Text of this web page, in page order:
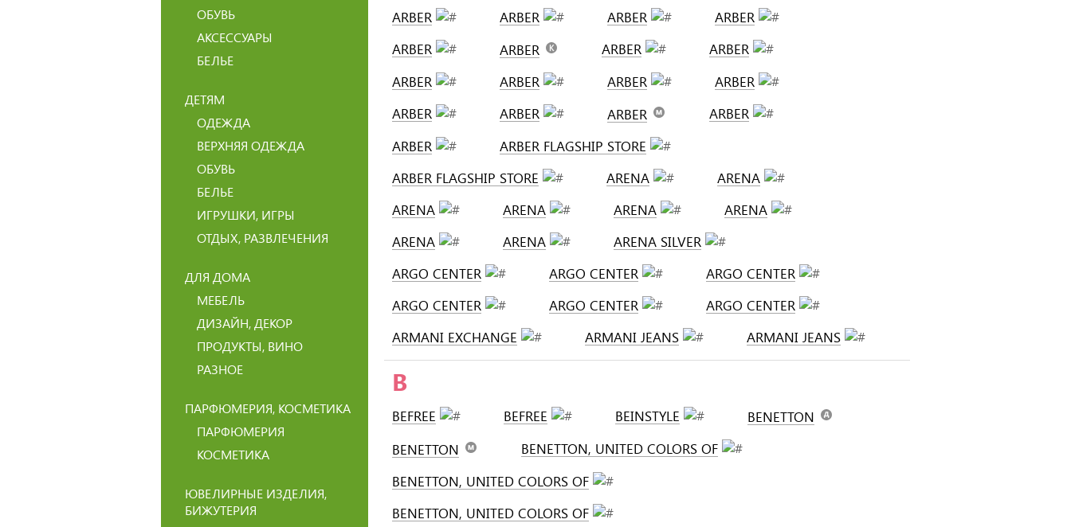
ОБУВЬ
АКСЕССУАРЫ
БЕЛЬЕ
ДЕТЯМ
ОДЕЖДА
ВЕРХНЯЯ ОДЕЖДА
ОБУВЬ
БЕЛЬЕ
ИГРУШКИ, ИГРЫ
ОТДЫХ, РАЗВЛЕЧЕНИЯ
ДЛЯ ДОМА
МЕБЕЛЬ
ДИЗАЙН, ДЕКОР
ПРОДУКТЫ, ВИНО
РАЗНОЕ
ПАРФЮМЕРИЯ, КОСМЕТИКА
ПАРФЮМЕРИЯ
КОСМЕТИКА
ЮВЕЛИРНЫЕ ИЗДЕЛИЯ,
БИЖУТЕРИЯ
ARBER
ARBER ARBER
ARBER
ARBER
ARBER ARBER
ARBER
ARBER
ARBER ARBER
ARBER
ARBER
ARBER ARBER
ARBER
ARBER
ARBER FLAGSHIP STORE
ARBER FLAGSHIP STORE
ARENA
ARENA
ARENA
ARENA ARENA
ARENA
ARENA
ARENA
ARENA SILVER
ARGO CENTER
ARGO CENTER
ARGO CENTER
ARGO CENTER
ARGO CENTER
ARGO CENTER
ARMANI EXCHANGE
ARMANI JEANS ARMANI JEANS
B
BEFREE BEFREE BEINSTYLE
BENETTON
BENETTON
BENETTON, UNITED COLORS OF
BENETTON, UNITED COLORS OF
BENETTON, UNITED COLORS OF